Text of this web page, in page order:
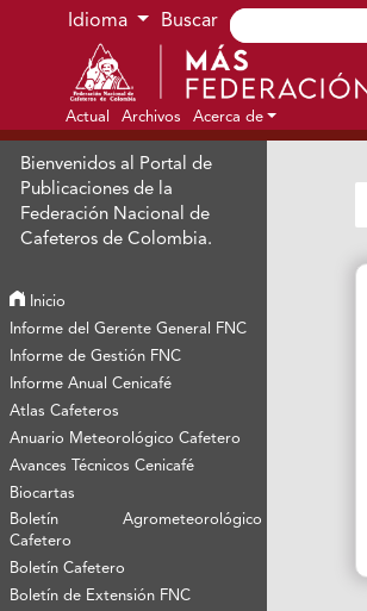
Ir al menú de navegación principal
Ir al contenido principal
Ir al pie de página del sitio
Idioma Buscar
Actual Archivos Acerca de
Bienvenidos al Portal de
Publicaciones de la
Federación Nacional de
Cafeteros de Colombia.
Inicio
Informe del Gerente General FNC
Informe de Gestión FNC
Informe Anual Cenicafé
Atlas Cafeteros
Anuario Meteorológico Cafetero
Avances Técnicos Cenicafé
Biocartas
Boletín Agrometeorológico
Cafetero
Boletín Cafetero
Boletín de Extensión FNC